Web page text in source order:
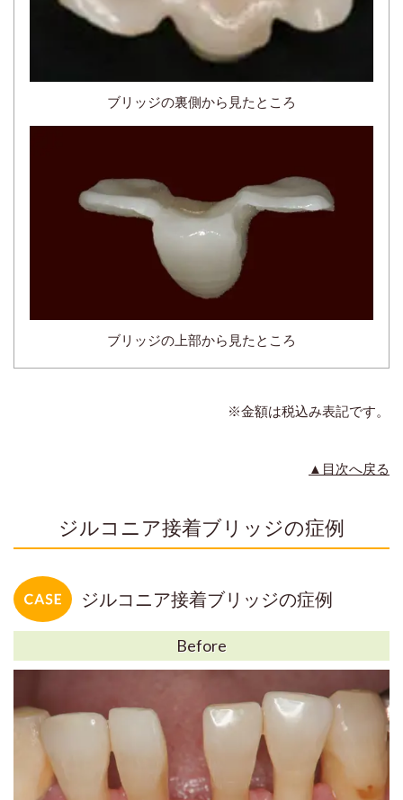
ブリッジの裏側から見たところ
ブリッジの上部から見たところ
※金額は税込み表記です。
▲目次へ戻る
ジルコニア接着ブリッジの症例
ジルコニア接着ブリッジの症例
Before